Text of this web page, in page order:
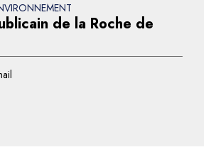
de la Roche de